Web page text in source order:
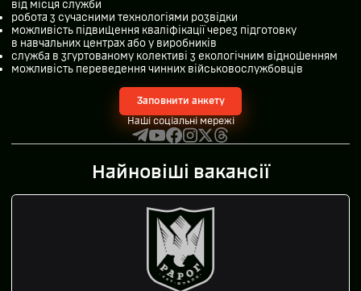
від місця служби
робота з сучасними технологіями розвідки
можливість підвищення кваліфікації через підготовку
в навчальних центрах або у виробників
служба в згуртованому колективі з екологічним відношенням
можливість переведення чинних військовослужбовців
Заповнити анкету
Наші соціальні мережі
Найновіші вакансії